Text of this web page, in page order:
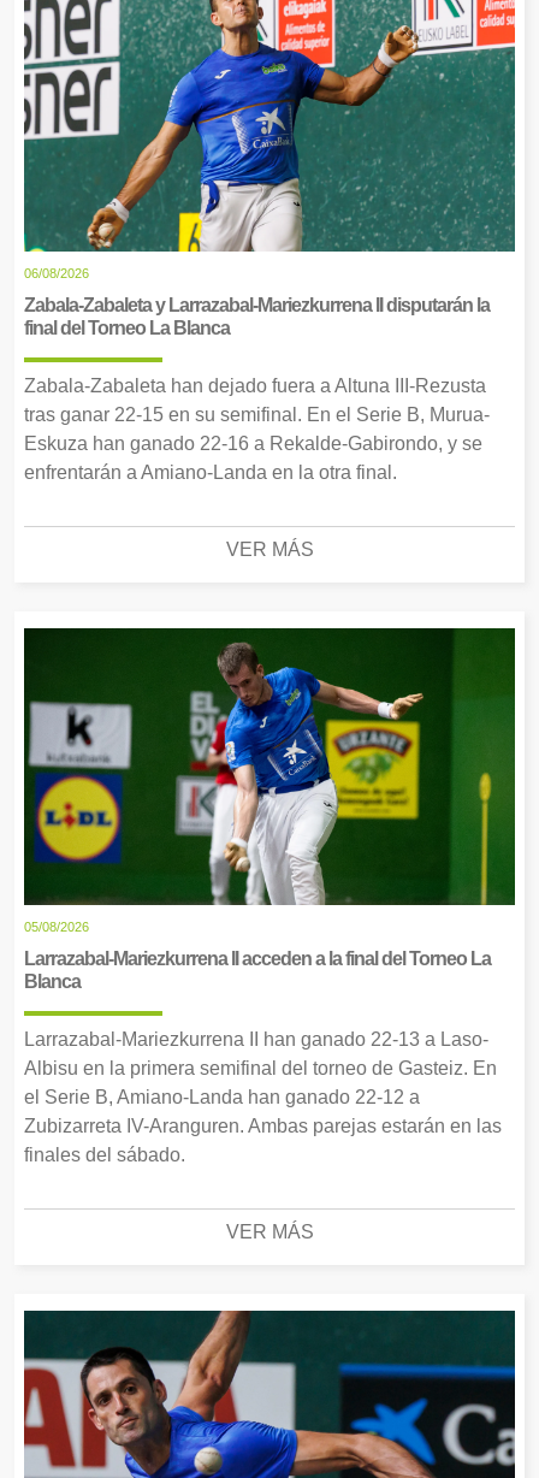
06/08/2026
Zabala-Zabaleta y Larrazabal-Mariezkurrena II disputarán la
final del Torneo La Blanca
Zabala-Zabaleta han dejado fuera a Altuna III-Rezusta
tras ganar 22-15 en su semifinal. En el Serie B, Murua-
Eskuza han ganado 22-16 a Rekalde-Gabirondo, y se
enfrentarán a Amiano-Landa en la otra final.
VER MÁS
05/08/2026
Larrazabal-Mariezkurrena II acceden a la final del Torneo La
Blanca
Larrazabal-Mariezkurrena II han ganado 22-13 a Laso-
Albisu en la primera semifinal del torneo de Gasteiz. En
el Serie B, Amiano-Landa han ganado 22-12 a
Zubizarreta IV-Aranguren. Ambas parejas estarán en las
finales del sábado.
VER MÁS